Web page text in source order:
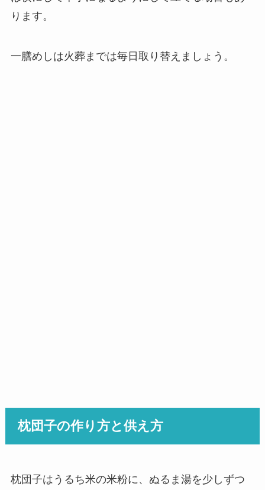
ります。
一膳めしは火葬までは毎日取り替えましょう。
枕団子の作り方と供え方
枕団子はうるち米の米粉に、ぬるま湯を少しずつ